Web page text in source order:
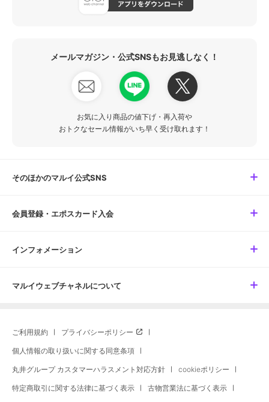
メールマガジン・公式SNSもお見逃しなく！
お気に入り商品の値下げ・再入荷や
おトクなセール情報がいち早く受け取れます！
そのほかのマルイ公式SNS
会員登録・エポスカード入会
インフォメーション
マルイウェブチャネルについて
ご利用規約 プライバシーポリシー
個人情報の取り扱いに関する同意条項
丸井グループ カスタマーハラスメント対応方針 cookieポリシー
特定商取引に関する法律に基づく表示 古物営業法に基づく表示